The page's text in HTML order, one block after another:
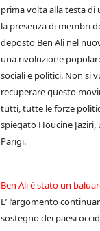
prima volta alla testa di
la presenza di membri
deposto Ben Ali nel
una rivoluzione
sociali e politici. Non si
recuperare questo
tutti, tutte le forze
spiegato Houcine
Parigi.
Ben Ali è stato un
E’ l’argomento
sostegno dei paesi